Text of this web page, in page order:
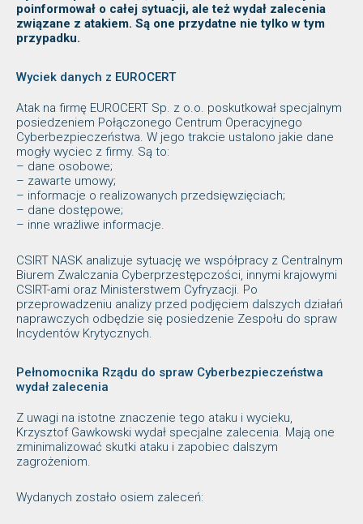
poinformował o całej sytuacji, ale też wydał zalecenia
związane z atakiem. Są one przydatne nie tylko w tym
przypadku.
Wyciek danych z EUROCERT
Atak na firmę EUROCERT Sp. z o.o. poskutkował specjalnym
posiedzeniem Połączonego Centrum Operacyjnego
Cyberbezpieczeństwa. W jego trakcie ustalono jakie dane
mogły wyciec z firmy. Są to:
– dane osobowe;
– zawarte umowy;
– informacje o realizowanych przedsięwzięciach;
– dane dostępowe;
– inne wrażliwe informacje.
CSIRT NASK analizuje sytuację we współpracy z Centralnym
Biurem Zwalczania Cyberprzestępczości, innymi krajowymi
CSIRT-ami oraz Ministerstwem Cyfryzacji. Po
przeprowadzeniu analizy przed podjęciem dalszych działań
naprawczych odbędzie się posiedzenie Zespołu do spraw
Incydentów Krytycznych.
Pełnomocnika Rządu do spraw Cyberbezpieczeństwa
wydał zalecenia
Z uwagi na istotne znaczenie tego ataku i wycieku,
Krzysztof Gawkowski wydał specjalne zalecenia. Mają one
zminimalizować skutki ataku i zapobiec dalszym
zagrożeniom.
Wydanych zostało osiem zaleceń: